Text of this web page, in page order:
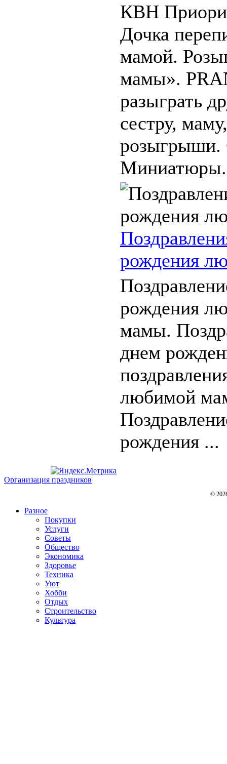
КВН
Дочка
мамой.
мамы».
разыграть
сестру,
розыгрыши.
рождения
рождения
мамы.
днем
любимой
рождения ...
Организация праздников
©
Разное
Покупки
Услуги
Советы
Общество
Экономика
Здоровье
Техника
Уют
Хобби
Отдых
Строительство
Культура